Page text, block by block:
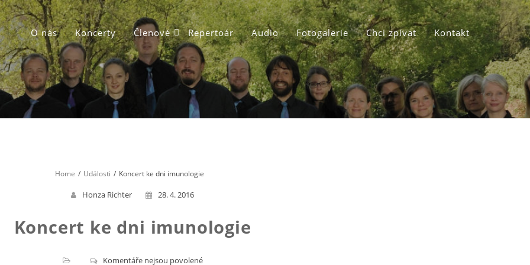
O nás Koncerty Členové Repertoár Audio Fotogalerie Chci zpívat Kontakt
Home Události Koncert ke dni imunologie
Honza Richter 28. 4. 2016
Koncert ke dni imunologie
Komentáře nejsou povolenéu